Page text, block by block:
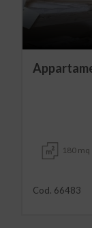
180 mq
Cod. 66483